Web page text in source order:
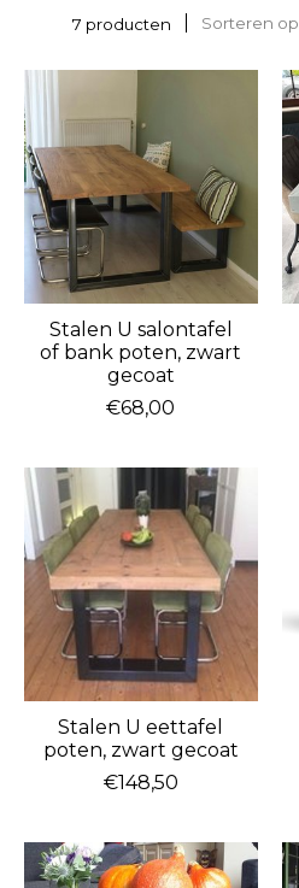
7 producten Sorteren op
Stalen U salontafel
of bank poten, zwart
gecoat
€68,00
Stalen U eettafel
poten, zwart gecoat
€148,50